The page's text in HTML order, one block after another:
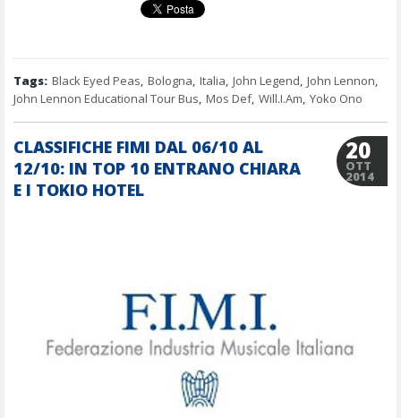
Tags: Black Eyed Peas, Bologna, Italia, John Legend, John Lennon,
John Lennon Educational Tour Bus, Mos Def, Will.I.Am, Yoko Ono
CLASSIFICHE FIMI DAL 06/10 AL
12/10: IN TOP 10 ENTRANO CHIARA
E I TOKIO HOTEL
20
OTT
2014